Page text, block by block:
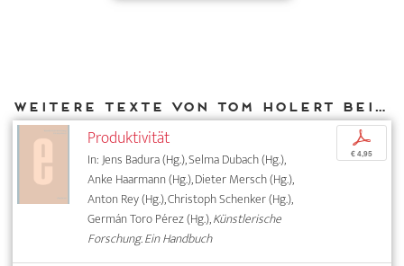
Weitere Texte von Tom Holert bei DIAPHANES
Produktivität
In: Jens Badura (Hg.), Selma Dubach (Hg.),
Anke Haarmann (Hg.), Dieter Mersch (Hg.),
Anton Rey (Hg.), Christoph Schenker (Hg.),
Germán Toro Pérez (Hg.),Künstlerische
Forschung. Ein Handbuch
p
€ 4,95